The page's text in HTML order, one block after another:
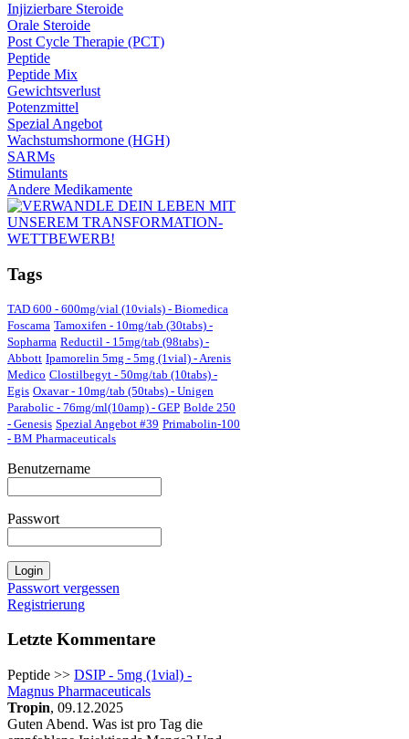
Injizierbare Steroide
Orale Steroide
Post Cycle Therapie (PCT)
Peptide
Peptide Mix
Gewichtsverlust
Potenzmittel
Spezial Angebot
Wachstumshormone (HGH)
SARMs
Stimulants
Andere Medikamente
Tags
TAD 600 - 600mg/vial (10vials) - Biomedica
Foscama Tamoxifen - 10mg/tab (30tabs) -
Sopharma Reductil - 15mg/tab (98tabs) -
Abbott Ipamorelin 5mg - 5mg (1vial) - Arenis
Medico Clostilbegyt - 50mg/tab (10tabs) -
Egis Oxavar - 10mg/tab (50tabs) - Unigen
Parabolic - 76mg/ml(10amp) - GEP Bolde 250
- Genesis Spezial Angebot #39 Primabolin-100
- BM Pharmaceuticals
Benutzername
Passwort
Passwort vergessen
Registrierung
Letzte Kommentare
Peptide >> DSIP - 5mg (1vial) -
Magnus Pharmaceuticals
Tropin, 09.12.2025
Guten Abend. Was ist pro Tag die